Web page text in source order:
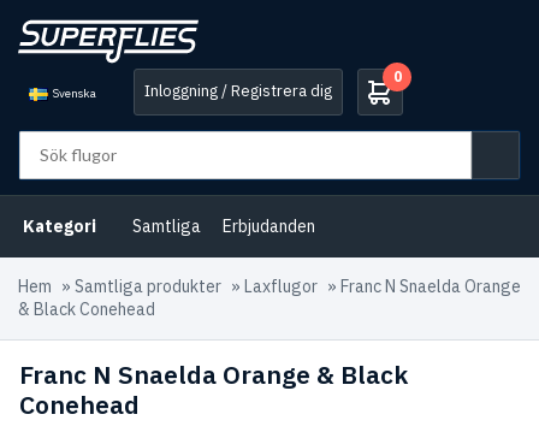
Svenska Inloggning / Registrera dig
0
Kategori Samtliga Erbjudanden
Hem » Samtliga produkter » Laxflugor » Franc N Snaelda Orange
& Black Conehead
Franc N Snaelda Orange & Black
Conehead